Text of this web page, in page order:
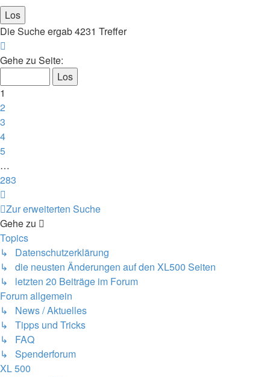
Die Suche ergab 4231 Treffer
1
283
Gehe zu Seite:
1
2
3
4
5
…
283
Zur erweiterten Suche
Gehe zu
Topics
↳ Datenschutzerklärung
↳ die neusten Änderungen auf den XL500 Seiten
↳ letzten 20 Beiträge im Forum
Forum allgemein
↳ News / Aktuelles
↳ Tipps und Tricks
↳ FAQ
↳ Spenderforum
XL 500